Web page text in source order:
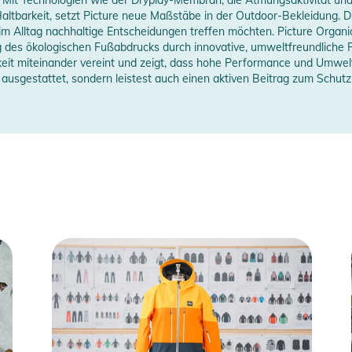
für den Körper und die Ärmel, mit
Diese robuste Konstruktion optimiert Wärme
bewahrt.
M GORE-TEX 2L JKT kombiniert einen
Teil, um Stil und Leistung im
access
anzeigen
setzt Picture neue Maßstäbe in der Outdoor-Bekleidung.
Alltag nachhaltige Entscheidungen treffen möchten. Picture
ökologischen Fußabdrucks durch innovative,
miteinander vereint und zeigt, dass hohe Performance und
sondern leistest auch einen aktiven Beitrag zum